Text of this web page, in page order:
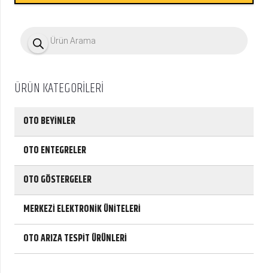
t
r
ÜRÜN KATEGORİLERİ
OTO BEYİNLER
OTO ENTEGRELER
OTO GÖSTERGELER
MERKEZİ ELEKTRONİK ÜNİTELERİ
OTO ARIZA TESPİT ÜRÜNLERİ